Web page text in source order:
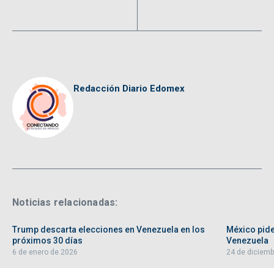
Redacción Diario Edomex
Noticias relacionadas:
Trump descarta elecciones en Venezuela en los
próximos 30 días
6 de enero de 2026
México
Venezuela
24 de